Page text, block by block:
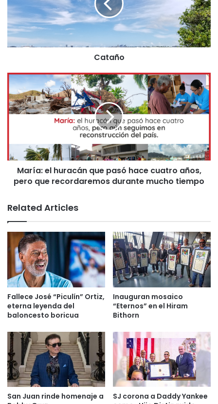
incluir otras actividades en honor al expelotero.
Homenaje
Puerto Rico
Roberto Clemente Day
Cataño
María: el huracán que pasó hace cuatro años,
pero que recordaremos durante mucho tiempo
Related Articles
Fallece José “Piculín” Ortiz,
eterna leyenda del
baloncesto boricua
Inauguran mosaico
“Eternos” en el Hiram
Bithorn
San Juan rinde homenaje a
SJ corona a Daddy Yankee